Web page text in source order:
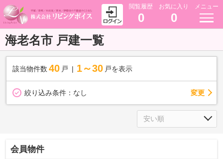
閲覧履歴
0
お気に入り
0
メニュー
海老名市 戸建一覧
該当物件数 40 戸 1～30 戸を表示
絞り込み条件： なし 変更
会員物件